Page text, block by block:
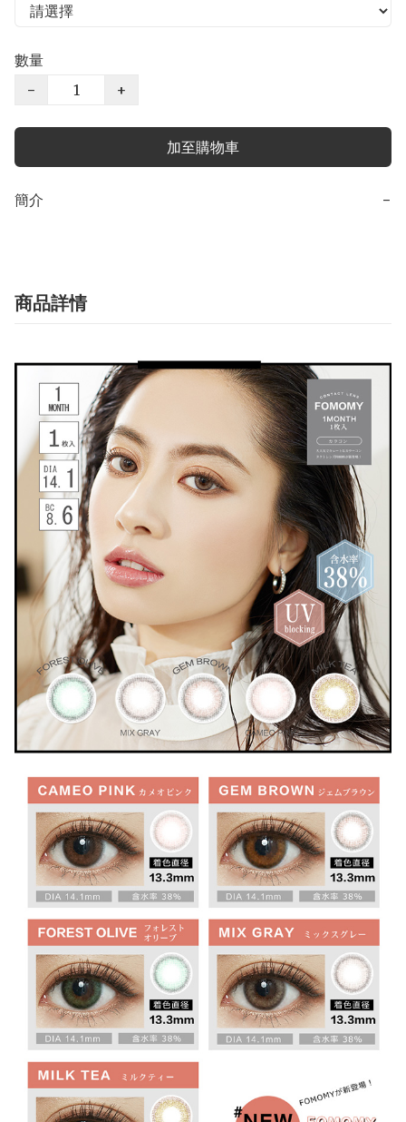
數量
−
+
加至購物車
簡介 −
商品詳情